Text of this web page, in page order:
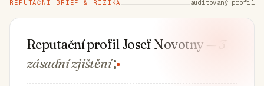
REPUTAČNÍ BRIEF & RIZIKA auditovaný profil
Reputační profil Josef Novotny — 3
zásadnízjištění